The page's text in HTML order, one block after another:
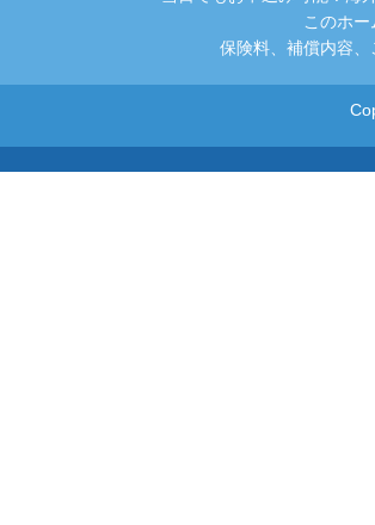
このホ
保険料、補償内容